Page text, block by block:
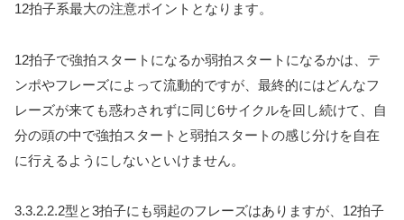
12拍子系最大の注意ポイントとなります。
12拍子で強拍スタートになるか弱拍スタートになるかは、テ
ンポやフレーズによって流動的ですが、最終的にはどんなフ
レーズが来ても惑わされずに同じ6サイクルを回し続けて、自
分の頭の中で強拍スタートと弱拍スタートの感じ分けを自在
に行えるようにしないといけません。
3.3.2.2.2型と3拍子にも弱起のフレーズはありますが、12拍子